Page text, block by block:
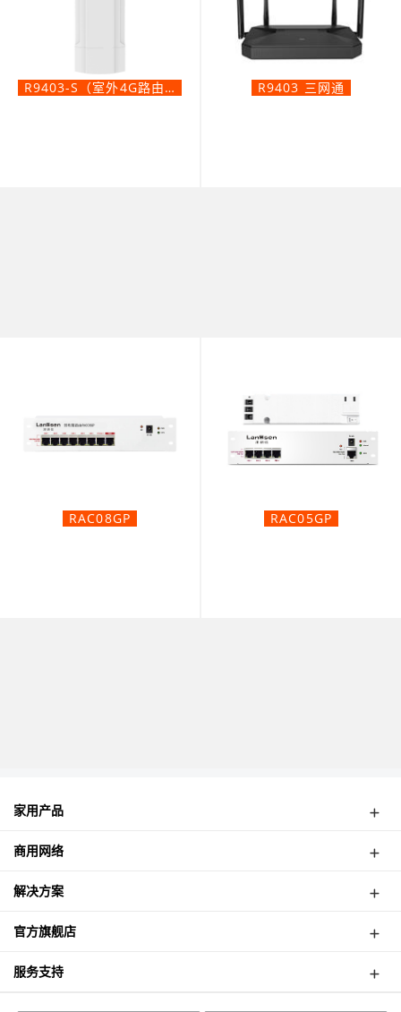
R9403-S（室外4G路由器） R9403 三网通
RAC08GP RAC05GP
家用产品
弱电箱路由
网络摄像机
商用网络
无线CPE
吸顶式AP
智能网关
解决方案
酒店无线覆盖案例
塔吊无线监控案例
官方旗舰店
津朗信天猫店
如何购买？
服务支持